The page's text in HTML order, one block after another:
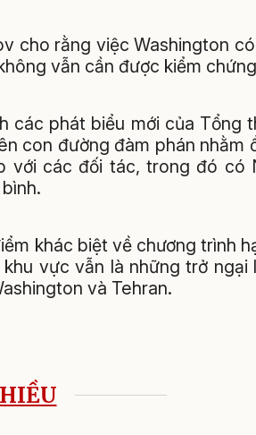
cho rằng việc Washington
vẫn cần được kiểm
các phát biểu mới của Tổng
con đường đàm phán nhằm
với các đối tác, trong đó có
khác biệt về chương trình
vực vẫn là những trở
và Tehran.